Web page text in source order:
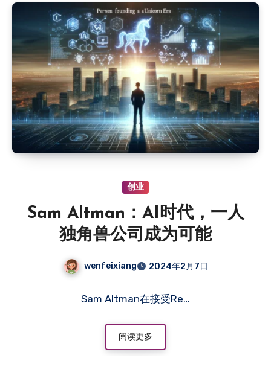
创业
Sam Altman：AI时代，一人
独角兽公司成为可能
wenfeixiang 2024年2月7日
Sam Altman在接受Re…
阅读更多